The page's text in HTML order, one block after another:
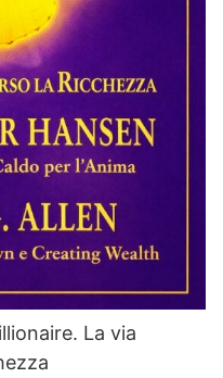
La via